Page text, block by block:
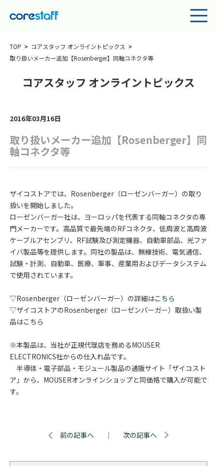
TOP
コアスタッフ オンライントピックス
取り扱いメーカー追加【Rosenberger】同軸コネクタ等
コアスタッフ オンライントピックス
2016年03月16日
取り扱いメーカー追加【Rosenberger】同
軸コネクタ等
ザイコストアでは、Rosenberger（ローゼンバーガー）の取り
扱いを開始しました。
ローゼンバーガー社は、ヨーロッパを代表する同軸コネクタの専
門メーカーです。高品質で最先端のRFコネクタ、低周波と高周波
ケーブルアセンブリ、RF試験及び測定機器、自動車部品、光ファ
イバ製品等を提供します。同社の製品は、無線技術、電気通信、
試験・計測、自動車、医療、軍事、産業用およびデータシステム
で使用されています。
▽Rosenberger（ローゼンバーガー）の詳細はこちら
▽ザイコストアのRosenberger（ローゼンバーガー）取扱い製
品はこちら
※本製品は、当社が正規代理店を務めるMOUSER
ELECTRONICS社からの仕入れ品です。
半導体・電子部品・モジュール製品の通販サイト「ザイコスト
ア」から、MOUSERオンラインショップと同価格で購入が可能で
す。
前の記事へ ｜ 次の記事へ